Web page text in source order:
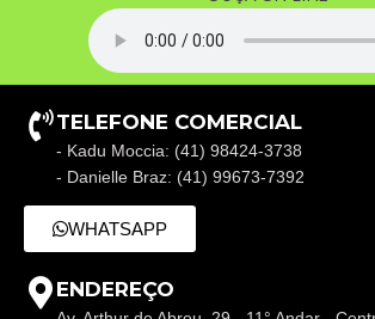
TELEFONE COMERCIAL
- Kadu Moccia: (41) 98424-3738
- Danielle Braz: (41) 99673-7392
WHATSAPP
ENDEREÇO